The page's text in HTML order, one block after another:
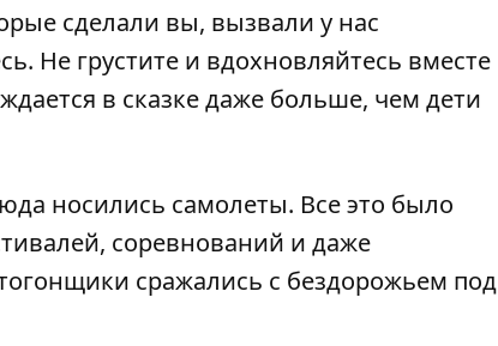
сделали вы, вызвали у нас
Не грустите и вдохновляйтесь вместе
в сказке даже больше, чем дети
носились самолеты. Все это было
, соревнований и даже
сражались с бездорожьем под